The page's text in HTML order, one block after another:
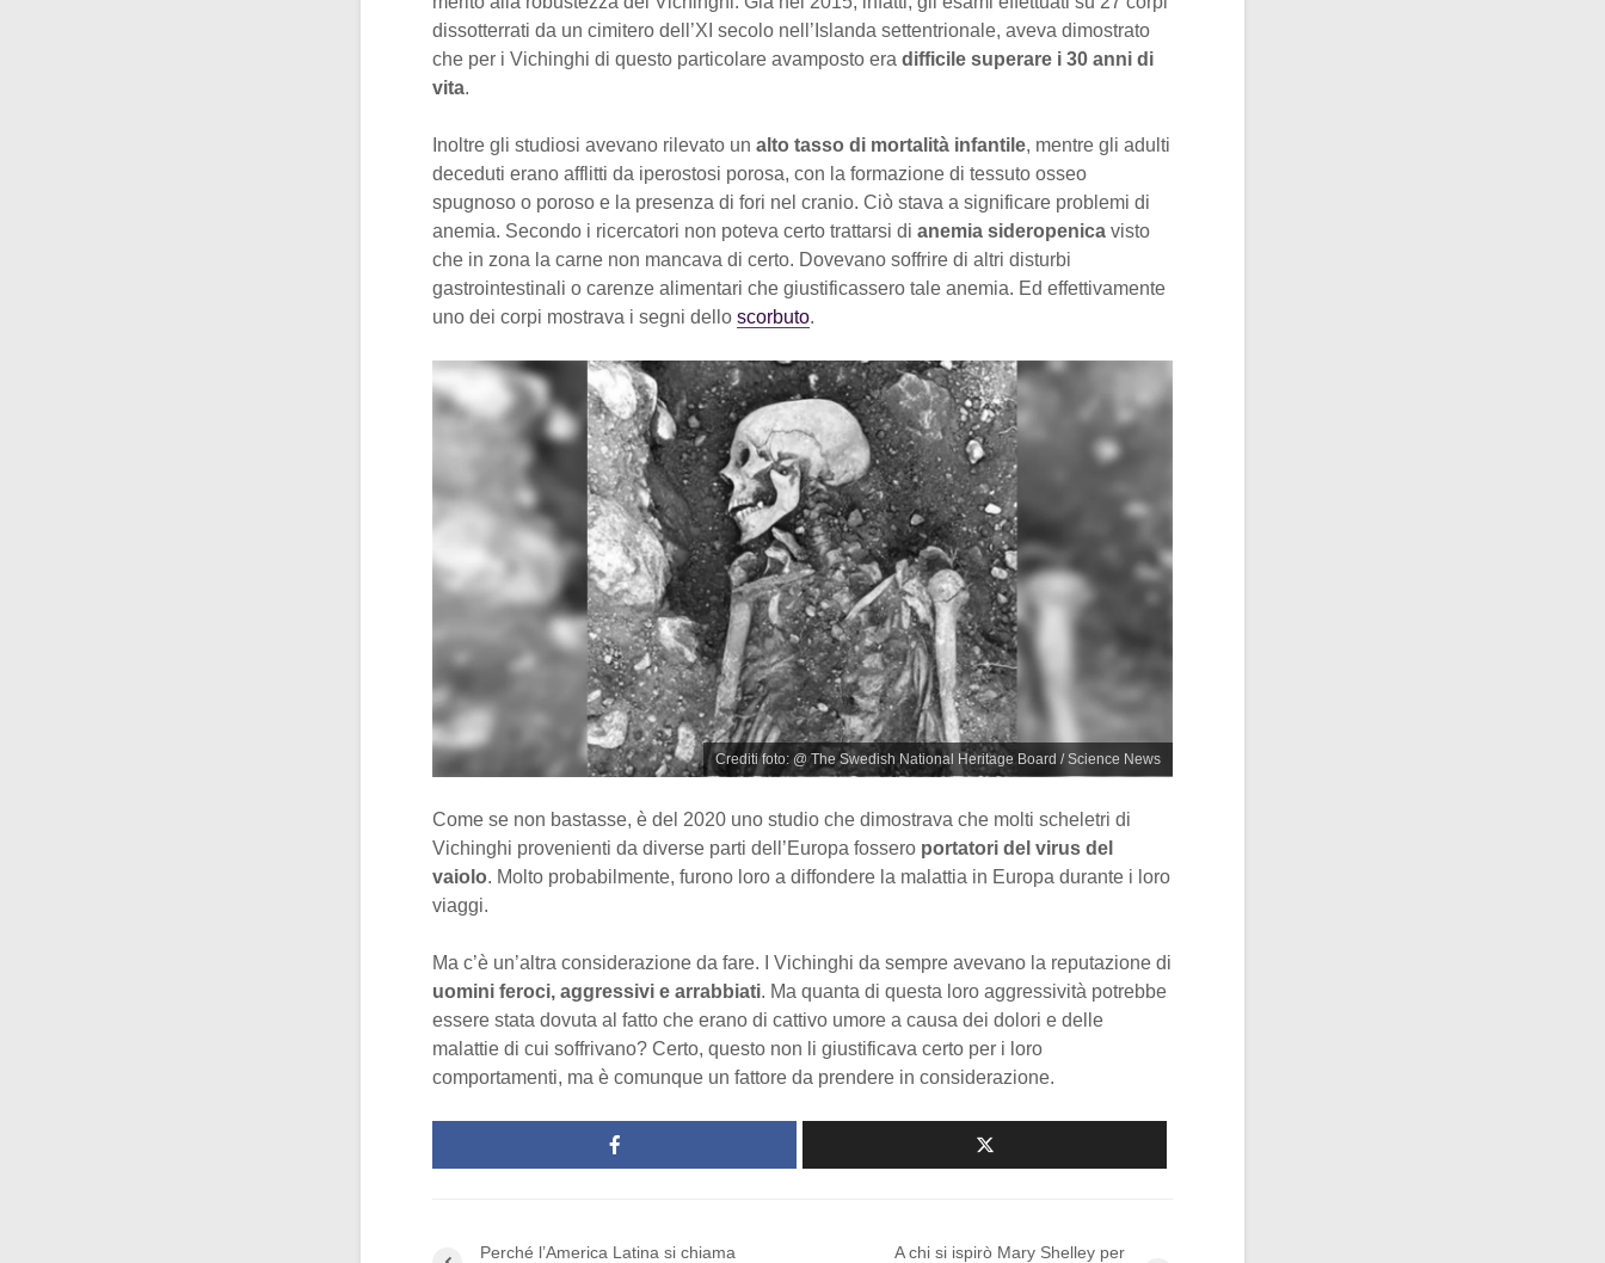
dissotterrati da un cimitero dell’XI secolo nell’Islanda settentrionale, aveva dimostrato
che per i Vichinghi di questo particolare avamposto era difficile superare i 30 anni di
vita.
Inoltre gli studiosi avevano rilevato un alto tasso di mortalità infantile, mentre gli adulti
deceduti erano afflitti da iperostosi porosa, con la formazione di tessuto osseo
spugnoso o poroso e la presenza di fori nel cranio. Ciò stava a significare problemi di
anemia. Secondo i ricercatori non poteva certo trattarsi di anemia sideropenica visto
che in zona la carne non mancava di certo. Dovevano soffrire di altri disturbi
gastrointestinali o carenze alimentari che giustificassero tale anemia. Ed effettivamente
uno dei corpi mostrava i segni dello scorbuto.
Crediti foto: @ The Swedish National Heritage Board / Science News
Come se non bastasse, è del 2020 uno studio che dimostrava che molti scheletri di
Vichinghi provenienti da diverse parti dell’Europa fossero portatori del virus del
vaiolo. Molto probabilmente, furono loro a diffondere la malattia in Europa durante i loro
viaggi.
Ma c’è un’altra considerazione da fare. I Vichinghi da sempre avevano la reputazione di
uomini feroci, aggressivi e arrabbiati. Ma quanta di questa loro aggressività potrebbe
essere stata dovuta al fatto che erano di cattivo umore a causa dei dolori e delle
malattie di cui soffrivano? Certo, questo non li giustificava certo per i loro
comportamenti, ma è comunque un fattore da prendere in considerazione.
Perché l’America Latina si chiama A chi si ispirò Mary Shelley per